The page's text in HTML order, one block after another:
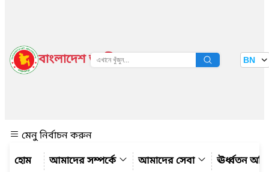
বাংলাদেশ জাতীয় তথ্য বাতায়ন BN
মেনু নির্বাচন করুন
আমাদের সম্পর্কে
আমাদের সেবা ঊর্ধ্বতন